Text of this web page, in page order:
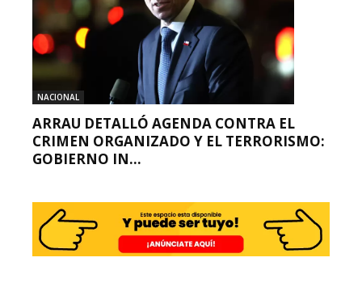
NACIONAL
ARRAU DETALLÓ AGENDA CONTRA EL
CRIMEN ORGANIZADO Y EL TERRORISMO:
GOBIERNO IN...